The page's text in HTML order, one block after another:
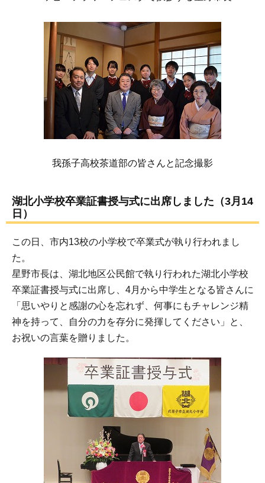
我孫子高校茶道部の皆さんと記念撮影
湖北小学校卒業証書授与式に出席しました（3月14
日）
この日、市内13校の小学校で卒業式が執り行われまし
た。
星野市長は、湖北地区公民館で執り行われた湖北小学校
卒業証書授与式に出席し、4月から中学生となる皆さんに
「思いやりと感謝の心を忘れず、何事にもチャレンジ精
神を持って、自分の力を存分に発揮してください」と、
お祝いの言葉を贈りました。